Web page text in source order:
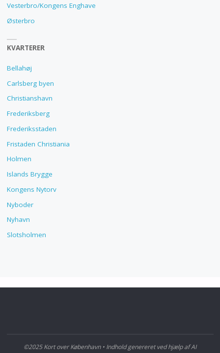
Vesterbro/Kongens Enghave
Østerbro
KVARTERER
Bellahøj
Carlsberg byen
Christianshavn
Frederiksberg
Frederiksstaden
Fristaden Christiania
Holmen
Islands Brygge
Kongens Nytorv
Nyboder
Nyhavn
Slotsholmen
©2025 Kort over København • Indhold genereret ved hjælp af AI